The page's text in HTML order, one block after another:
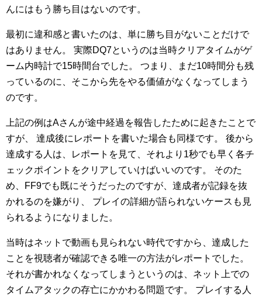
んにはもう勝ち目はないのです。
最初に違和感と書いたのは、単に勝ち目がないことだけで
はありません。
実際DQ7というのは当時クリアタイムがゲ
ーム内時計で15時間台でした。
つまり、まだ10時間分も残
っているのに、そこから先をやる価値がなくなってしまう
のです。
上記の例はAさんが途中経過を報告したために起きたことで
すが、
達成後にレポートを書いた場合も同様です。
後から
達成する人は、レポートを見て、それより1秒でも早く各チ
ェックポイントをクリアしていけばいいのです。
そのた
め、FF9でも既にそうだったのですが、達成者が記録を抜
かれるのを嫌がり、
プレイの詳細が語られないケースも見
られるようになりました。
当時はネットで動画も見られない時代ですから、達成した
ことを視聴者が確認できる唯一の方法がレポートでした。
それが書かれなくなってしまうというのは、ネット上での
タイムアタックの存亡にかかわる問題です。
プレイする人